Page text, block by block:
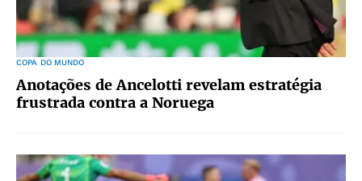
COPA DO MUNDO
Anotações de Ancelotti revelam estratégia
frustrada contra a Noruega